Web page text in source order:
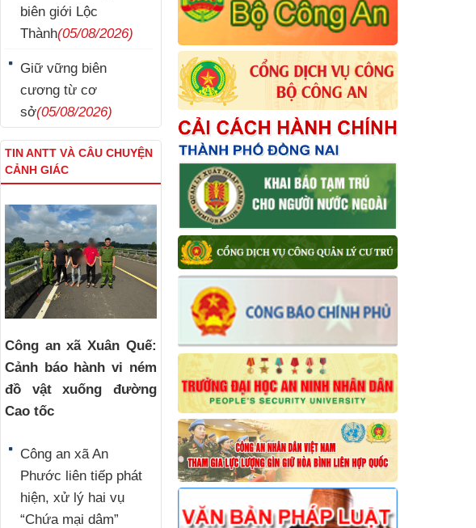
biên giới Lộc
Thành(05/08/2026)
Giữ vững biên
cương từ cơ
sở(05/08/2026)
TIN ANTT VÀ CÂU CHUYỆN
CẢNH GIÁC
Công an xã Xuân Quế:
Cảnh báo hành vi ném
đồ vật xuống đường
Cao tốc
Công an xã An
Phước liên tiếp phát
hiện, xử lý hai vụ
“Chứa mại dâm”